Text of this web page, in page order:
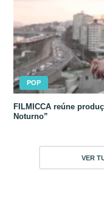
POP
FILMICCA reúne
Noturno”
VER